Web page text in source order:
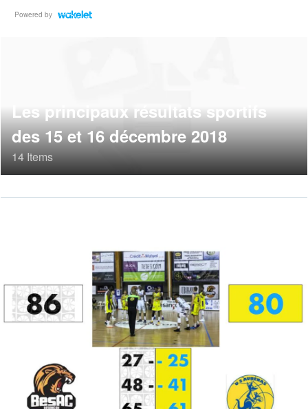
Powered by
Les principaux résultats sportifs
des 15 et 16 décembre 2018
14 Items